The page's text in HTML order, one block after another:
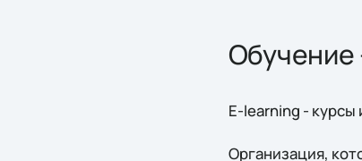
Обучение
E-learning - курсы
Организация,